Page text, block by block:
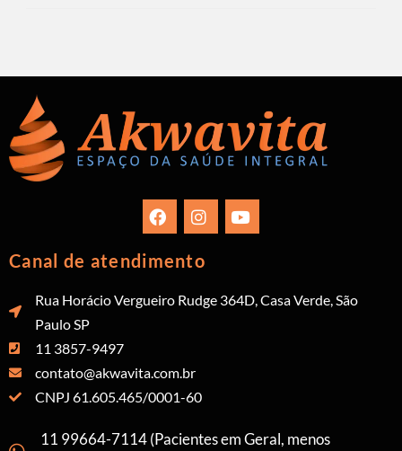
Canal de atendimento
Rua Horácio Vergueiro Rudge 364D, Casa Verde, São
Paulo SP
11 3857-9497
contato@akwavita.com.br
CNPJ 61.605.465/0001-60
11 99664-7114 (Pacientes em Geral, menos